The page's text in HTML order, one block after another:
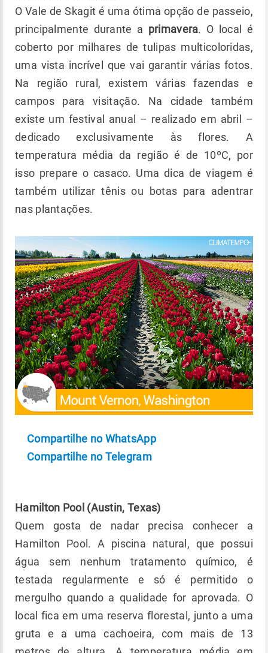
O Vale de Skagit é uma ótima opção de passeio,
principalmente durante a primavera. O local é
coberto por milhares de tulipas multicoloridas,
uma vista incrível que vai garantir várias fotos.
Na região rural, existem várias fazendas e
campos para visitação. Na cidade também
existe um festival anual – realizado em abril –
dedicado exclusivamente às flores. A
temperatura média da região é de 10ºC, por
isso prepare o casaco. Uma dica de viagem é
também utilizar tênis ou botas para adentrar
nas plantações.
Compartilhe no WhatsApp
Compartilhe no Telegram
Hamilton Pool (Austin, Texas)
Quem gosta de nadar precisa conhecer a
Hamilton Pool. A piscina natural, que possui
água sem nenhum tratamento químico, é
testada regularmente e só é permitido o
mergulho quando a qualidade for aprovada. O
local fica em uma reserva florestal, junto a uma
gruta e a uma cachoeira, com mais de 13